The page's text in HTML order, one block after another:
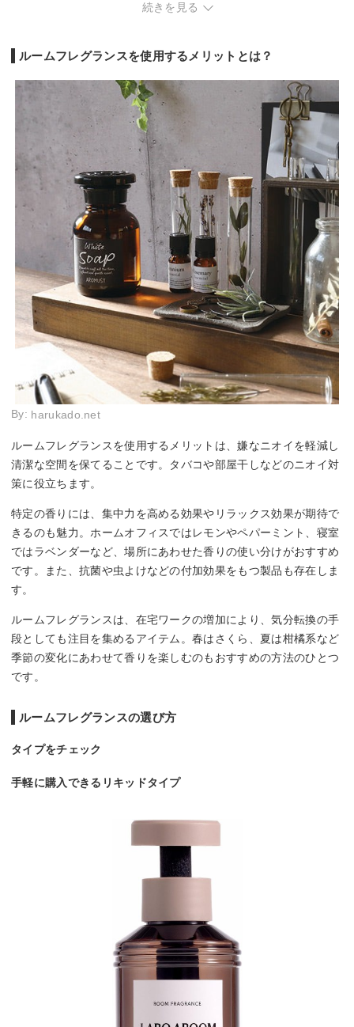
続きを見る
ルームフレグランスを使用するメリットとは？
By: harukado.net
ルームフレグランスを使用するメリットは、嫌なニオイを軽減し
清潔な空間を保てることです。タバコや部屋干しなどのニオイ対
策に役立ちます。
特定の香りには、集中力を高める効果やリラックス効果が期待で
きるのも魅力。ホームオフィスではレモンやペパーミント、寝室
ではラベンダーなど、場所にあわせた香りの使い分けがおすすめ
です。また、抗菌や虫よけなどの付加効果をもつ製品も存在しま
す。
ルームフレグランスは、在宅ワークの増加により、気分転換の手
段としても注目を集めるアイテム。春はさくら、夏は柑橘系など
季節の変化にあわせて香りを楽しむのもおすすめの方法のひとつ
です。
ルームフレグランスの選び方
タイプをチェック
手軽に購入できるリキッドタイプ